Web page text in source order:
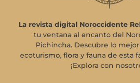
La revista digital Noroccidente
tu ventana al encanto del
Pichincha. Descubre lo
ecoturismo, flora y fauna de esta
¡Explora con